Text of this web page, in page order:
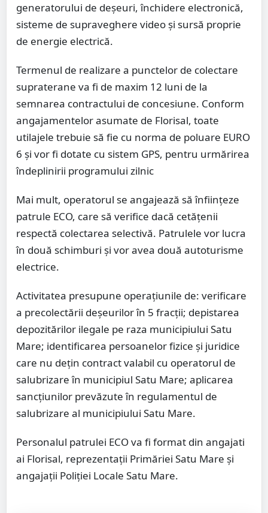
generatorului de deșeuri, închidere electronică,
sisteme de supraveghere video și sursă proprie
de energie electrică.
Termenul de realizare a punctelor de colectare
supraterane va fi de maxim 12 luni de la
semnarea contractului de concesiune. Conform
angajamentelor asumate de Florisal, toate
utilajele trebuie să fie cu norma de poluare EURO
6 și vor fi dotate cu sistem GPS, pentru urmărirea
îndeplinirii programului zilnic
Mai mult, operatorul se angajează să înființeze
patrule ECO, care să verifice dacă cetățenii
respectă colectarea selectivă. Patrulele vor lucra
în două schimburi și vor avea două autoturisme
electrice.
Activitatea presupune operațiunile de: verificare
a precolectării deșeurilor în 5 fracții; depistarea
depozitărilor ilegale pe raza municipiului Satu
Mare; identificarea persoanelor fizice și juridice
care nu dețin contract valabil cu operatorul de
salubrizare în municipiul Satu Mare; aplicarea
sancțiunilor prevăzute în regulamentul de
salubrizare al municipiului Satu Mare.
Personalul patrulei ECO va fi format din angajati
ai Florisal, reprezentații Primăriei Satu Mare și
angajații Poliției Locale Satu Mare.